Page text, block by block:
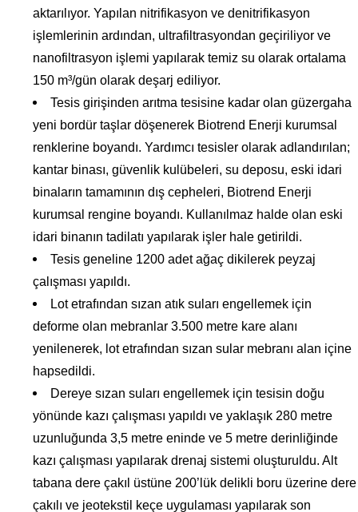
aktarılıyor. Yapılan nitrifikasyon ve denitrifikasyon
işlemlerinin ardından, ultrafiltrasyondan geçiriliyor ve
nanofiltrasyon işlemi yapılarak temiz su olarak ortalama
150 m³/gün olarak deşarj ediliyor.
Tesis girişinden arıtma tesisine kadar olan güzergaha
yeni bordür taşlar döşenerek Biotrend Enerji kurumsal
renklerine boyandı. Yardımcı tesisler olarak adlandırılan;
kantar binası, güvenlik kulübeleri, su deposu, eski idari
binaların tamamının dış cepheleri, Biotrend Enerji
kurumsal rengine boyandı. Kullanılmaz halde olan eski
idari binanın tadilatı yapılarak işler hale getirildi.
Tesis geneline 1200 adet ağaç dikilerek peyzaj
çalışması yapıldı.
Lot etrafından sızan atık suları engellemek için
deforme olan mebranlar 3.500 metre kare alanı
yenilenerek, lot etrafından sızan sular mebranı alan içine
hapsedildi.
Dereye sızan suları engellemek için tesisin doğu
yönünde kazı çalışması yapıldı ve yaklaşık 280 metre
uzunluğunda 3,5 metre eninde ve 5 metre derinliğinde
kazı çalışması yapılarak drenaj sistemi oluşturuldu. Alt
tabana dere çakıl üstüne 200’lük delikli boru üzerine dere
çakılı ve jeotekstil keçe uygulaması yapılarak son